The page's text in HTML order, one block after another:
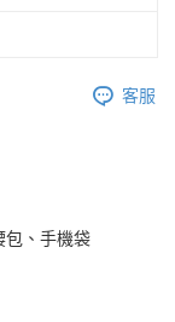
客服
包、手機袋